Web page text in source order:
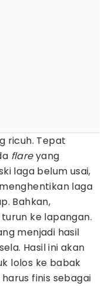
ricuh. Tepat
flareyang
laga belum usai,
laga
Bahkan,
ke lapangan.
menjadi hasil
Hasil ini akan
lolos ke babak
finis sebagai